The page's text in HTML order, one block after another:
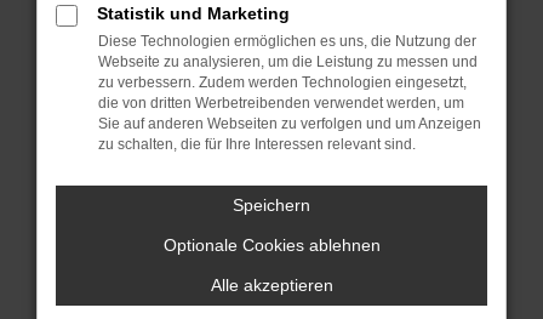
Internetverbindung.
Laden andere Webseiten, zum Beispiel deine
Suchmaschine?
Prüfe deine Browsererweiterungen.
Manche Erweiterungen, wie Werbeblocker,
verhindern. Funktioniert die Seite in einem
anderen Browser oder in einem privaten
Starte dein Gerät neu.
Das kann manchmal helfen, vorübergehende
Statistik und Marketing
Diese Technologien ermöglichen es uns, die Nutzung der
Webseite zu analysieren, um die Leistung zu messen und
zu verbessern. Zudem werden Technologien eingesetzt,
die von dritten Werbetreibenden verwendet werden, um
Sie auf anderen Webseiten zu verfolgen und um Anzeigen
zu schalten, die für Ihre Interessen relevant sind.
Speichern
Optionale Cookies ablehnen
Alle akzeptieren